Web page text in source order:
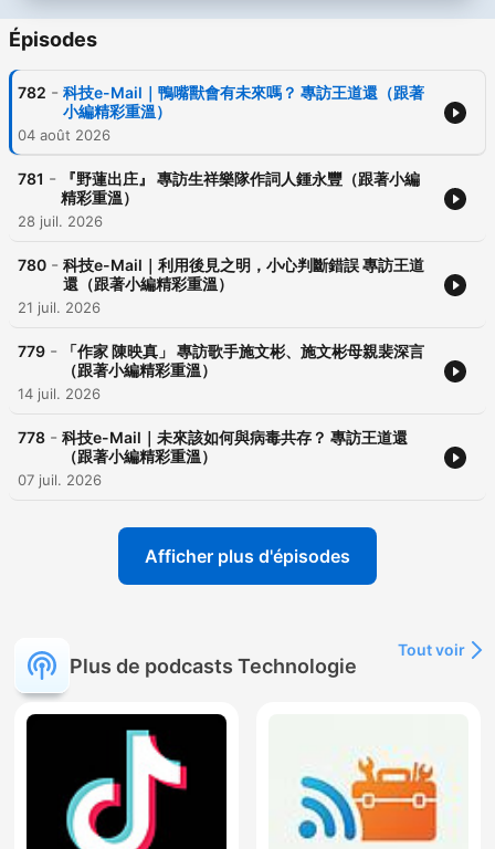
▍FB：聽說（@TheHearSayChannel）
▍聯絡我們：thehearsaytw@gmail.com
Firstory Hosting
Épisodes
782 - 科技e-Mail｜鴨嘴獸會有未來嗎？ 專訪王道還（跟著
小編精彩重溫）
04 août 2026
781 -
『野蓮出庄』 專訪生祥樂隊作詞人鍾永豐（跟著小編
精彩重溫）
28 juil. 2026
780 - 科技e-Mail｜利用後見之明，小心判斷錯誤 專訪王道
還（跟著小編精彩重溫）
21 juil. 2026
779 -
「作家 陳映真」 專訪歌手施文彬、施文彬母親裴深言
（跟著小編精彩重溫）
14 juil. 2026
778 - 科技e-Mail｜未來該如何與病毒共存？ 專訪王道還
（跟著小編精彩重溫）
07 juil. 2026
Afficher plus d'épisodes
Plus de podcasts Technologie
Tout voir